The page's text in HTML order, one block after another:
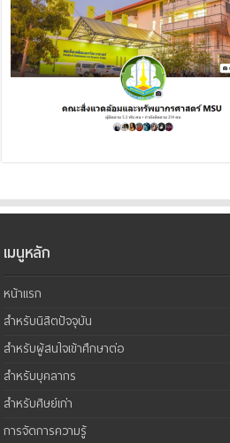
เมนูหลัก
หน้าแรก
สำหรับนิสิตปัจจุบัน
สำหรับผู้สนใจเข้าศึกษาต่อ
สำหรับบุคลากร
สำหรับศิษย์เก่า
การจัดการความรู้